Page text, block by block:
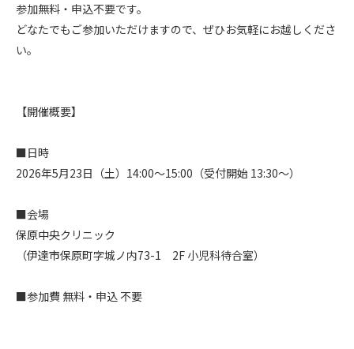
参加無料・申込不要です。
どなたでもご参加いただけますので、ぜひお気軽にお越しくださ
い。
【開催概要】
■日時
2026年5月23日（土）14:00～15:00（受付開始 13:30～）
■会場
保原中央クリニック
（伊達市保原町字城ノ内73-1　2F 小児科待合室）
■参加費 無料・申込 不要